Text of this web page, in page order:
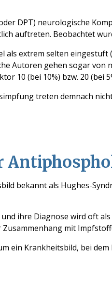
DPT) neurologische
auftreten. Beobachtet
extrem selten
Autoren gehen sogar
10 (bei 10%) bzw. 20 (bei
treten demnach
bekanntals Hughes-
und ihre Diagnose wird oft als
mit
ein Krankheitsbild, bei dem